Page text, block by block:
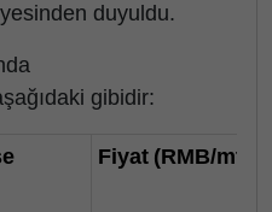
duyuldu.
gibidir:
Fiyat (RMB/mt)